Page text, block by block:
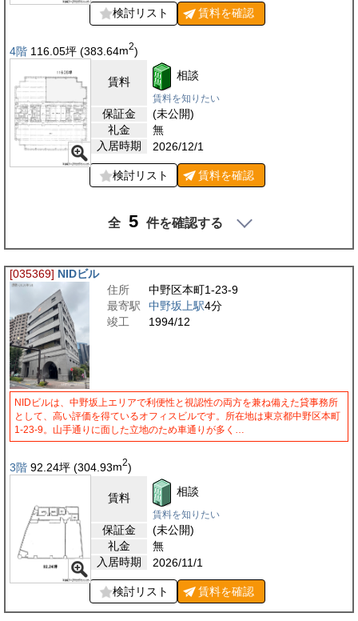
検討リスト 賃料を確認
4階 116.05坪 (383.64m2)
賃料 相談
賃料を知りたい
保証金
(未公開)
礼金
無
入居時期
2026/12/1
検討リスト 賃料を確認
全 5 件を確認する
[035369] NIDビル
住所
中野区本町1-23-9
最寄駅
中野坂上駅4分
竣工
1994/12
NIDビルは、中野坂上エリアで利便性と視認性の両方を兼ね備えた貸事務所
として、高い評価を得ているオフィスビルです。所在地は東京都中野区本町
1-23-9。山手通りに面した立地のため車通りが多く…
3階 92.24坪 (304.93m2)
賃料 相談
賃料を知りたい
保証金
(未公開)
礼金
無
入居時期
2026/11/1
検討リスト 賃料を確認